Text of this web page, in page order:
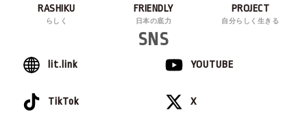
RASHIKU
らしく
FRIENDLY
日本の底力
PROJECT
自分らしく生きる
SNS
lit.link YOUTUBE
TikTok X